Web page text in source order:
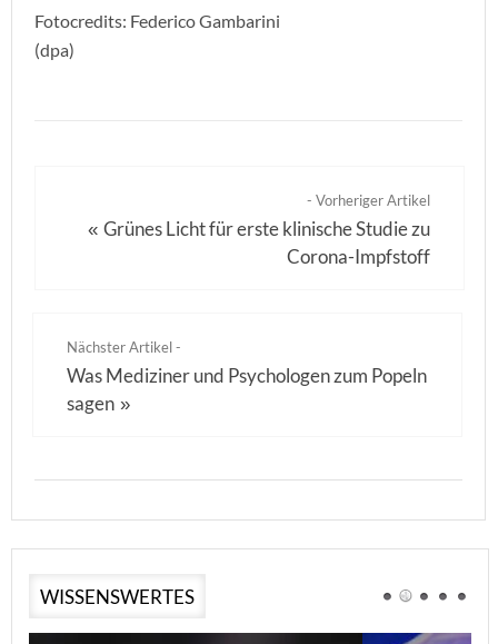
Fotocredits: Federico Gambarini
(dpa)
- Vorheriger Artikel
«Grünes Licht für erste klinische Studie zu
Corona-Impfstoff
Nächster Artikel -
Was Mediziner und Psychologen zum Popeln
sagen »
WISSENSWERTES